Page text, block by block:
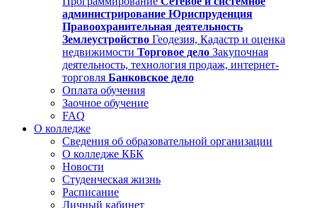
администрирование Юриспруденция
Правоохранительная деятельность
Землеустройство Геодезия, Кадастр и оценка
недвижимости Торговое дело Закупочная
деятельность, технология продаж, интернет-
торговля Банковское дело
Оплата обучения
Заочное обучение
FAQ
О колледже
Сведения об образовательной организации
О колледже КБК
Новости
Студенческая жизнь
Расписание
Личный кабинет